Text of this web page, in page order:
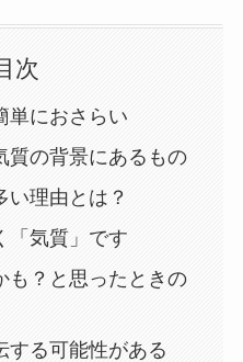
次
単におさらい
質の背景にあるもの
い理由とは？
「気質」です
も？と思ったときの
する可能性がある